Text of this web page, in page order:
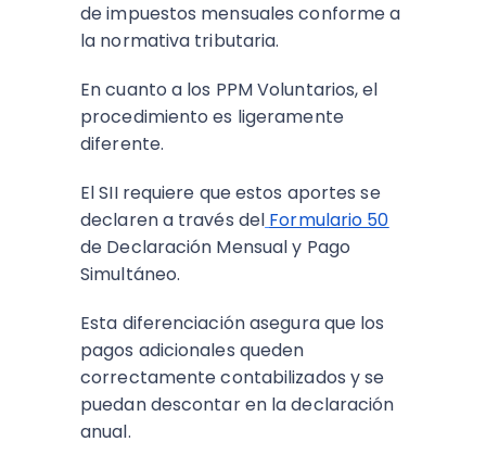
de impuestos mensuales conforme a
la normativa tributaria.
En cuanto a los PPM Voluntarios, el
procedimiento es ligeramente
diferente.
El SII requiere que estos aportes se
declaren a través del Formulario 50
de Declaración Mensual y Pago
Simultáneo.
Esta diferenciación asegura que los
pagos adicionales queden
correctamente contabilizados y se
puedan descontar en la declaración
anual.